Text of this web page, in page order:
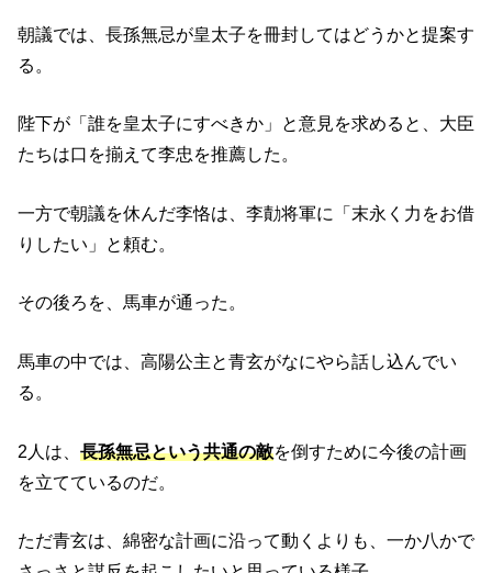
朝議では、長孫無忌が皇太子を冊封してはどうかと提案す
る。
陛下が「誰を皇太子にすべきか」と意見を求めると、大臣
たちは口を揃えて李忠を推薦した。
一方で朝議を休んだ李恪は、李勣将軍に「末永く力をお借
りしたい」と頼む。
その後ろを、馬車が通った。
馬車の中では、高陽公主と青玄がなにやら話し込んでい
る。
2人は、 長孫無忌という共通の敵を倒すために今後の計画
を立てているのだ。
ただ青玄は、綿密な計画に沿って動くよりも、一か八かで